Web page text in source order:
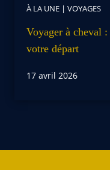
À LA UNE | VOYAGES
Voyager à cheval
votre départ
17 avril 2026